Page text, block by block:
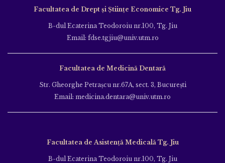
Facultatea de Drept și Științe Economice Tg. Jiu
B-dul Ecaterina Teodoroiu nr.100, Tg. Jiu
Email: fdse.tgjiu@univ.utm.ro
Facultatea de Medicină Dentară
Str. Gheorghe Petraşcu nr.67A, sect. 3, Bucureşti
Email: medicina.dentara@univ.utm.ro
Facultatea de Asistență Medicală Tg. Jiu
B-dul Ecaterina Teodoroiu nr.100, Tg. Jiu